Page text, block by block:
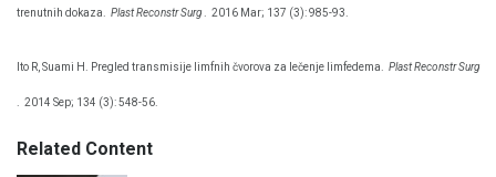
trenutnih dokaza. Plast Reconstr Surg. 2016 Mar; 137 (3): 985-93.
Ito R, Suami H. Pregled transmisije limfnih čvorova za lečenje limfedema. Plast Reconstr Surg
2014 Sep; 134 (3): 548-56.
Related Content